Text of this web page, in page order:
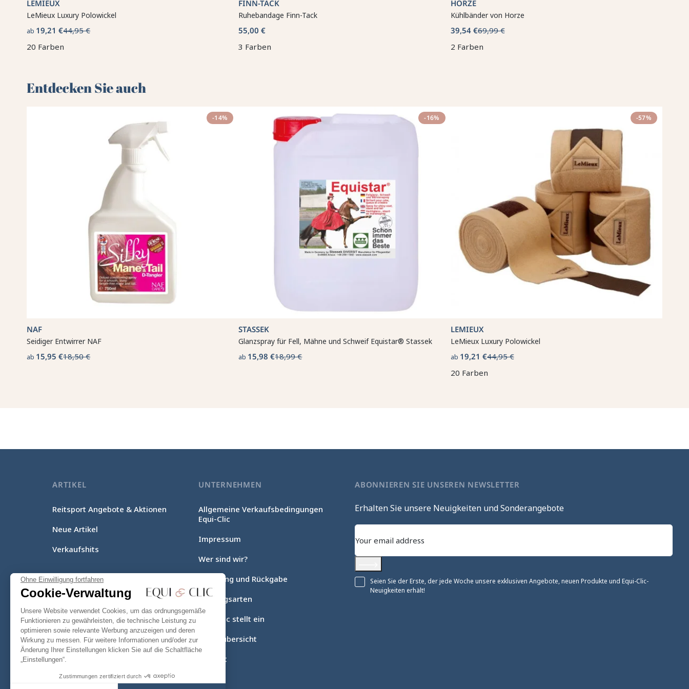
Ohne Einwilligung fortfahren
Cookie-Verwaltung
Unsere Website verwendet Cookies, um das ordnungsgemäße
Funktionieren zu gewährleisten, die technische Leistung zu
optimieren sowie relevante Werbung anzuzeigen und deren
Wirkung zu messen. Für weitere Informationen und/oder zur
Änderung Ihrer Einstellungen klicken Sie auf die Schaltfläche
„Einstellungen“.
Zustimmungen zertifiziert durch
LEMIEUX
LeMieux Luxury Polowickel
ab 19,21 €44,95 €
20 Farben
FINN-TACK
Ruhebandage Finn-Tack
55,00 €
3 Farben
HORZE
Kühlbänder von Horze
39,54 €69,99 €
2 Farben
Entdecken Sie auch 🌻
-14%
NAF
Seidiger Entwirrer NAF
ab 15,95 €18,50 €
-16%
STASSEK
Glanzspray für Fell, Mähne und Schweif Equistar® Stassek
ab 15,98 €18,99 €
-57%
LEMIEUX
LeMieux Luxury Polowickel
ab 19,21 €44,95 €
20 Farben
ARTIKEL
Reitsport Angebote & Aktionen
Neue Artikel
Verkaufshits
UNTERNEHMEN
Allgemeine Verkaufsbedingungen
Equi-Clic
Impressum
Wer sind wir?
Lieferung und Rückgabe
Zahlungsarten
Equi-Clic stellt ein
Seitenübersicht
Kontakt
ABONNIEREN SIE UNSEREN NEWSLETTER
Erhalten Sie unsere Neuigkeiten und Sonderangebote
Abonnieren
Seien Sie der Erste, der jede Woche unsere exklusiven Angebote, neuen Produkte und Equi-Clic-
Neuigkeiten erhält!